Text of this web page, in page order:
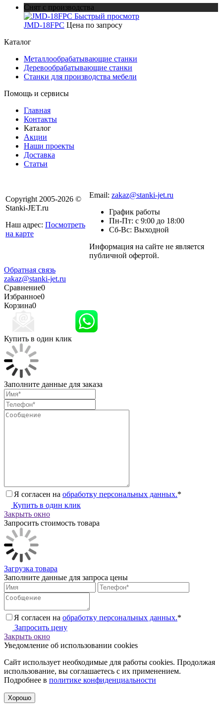
Снят с производства
Быстрый просмотр
JMD-18FPC Цена по запросу
Каталог
Металлообрабатывающие станки
Деревообрабатывающие станки
Станки для производства мебели
Помощь и сервисы
Главная
Контакты
Каталог
Акции
Наши проекты
Доставка
Статьи
Copyright 2005-2026 ©
Stanki-JET.ru
Наш адрес: Посмотреть
на карте
Email: zakaz@stanki-jet.ru
График работы
Пн-Пт: с 9:00 до 18:00
Сб-Вс: Выходной
Информация на сайте не является
публичной офертой.
Обратная связь
zakaz@stanki-jet.ru
Сравнение0
Избранное0
Корзина0
Купить в один клик
Заполните данные для заказа
Я согласен на обработку персональных данных.*
Купить в один клик
Закрыть окно
Запросить стоимость товара
Загрузка товара
Заполните данные для запроса цены
Я согласен на обработку персональных данных.*
Запросить цену
Закрыть окно
Уведомление об использовании cookies
Сайт использует необходимые для работы cookies. Продолжая
использование, вы соглашаетесь с их применением.
Подробнее в политике конфиденциальности
Хорошо